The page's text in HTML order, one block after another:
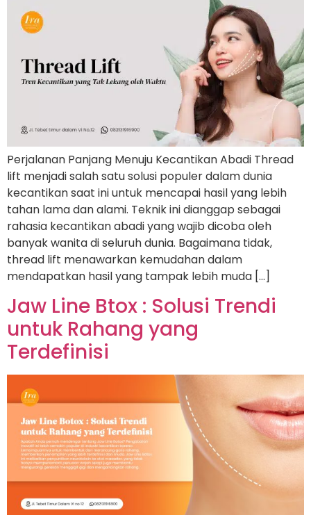
Perjalanan Panjang Menuju Kecantikan Abadi Thread
lift menjadi salah satu solusi populer dalam dunia
kecantikan saat ini untuk mencapai hasil yang lebih
tahan lama dan alami. Teknik ini dianggap sebagai
rahasia kecantikan abadi yang wajib dicoba oleh
banyak wanita di seluruh dunia. Bagaimana tidak,
thread lift menawarkan kemudahan dalam
mendapatkan hasil yang tampak lebih muda […]
Jaw Line Btox : Solusi Trendi
untuk Rahang yang
Terdefinisi